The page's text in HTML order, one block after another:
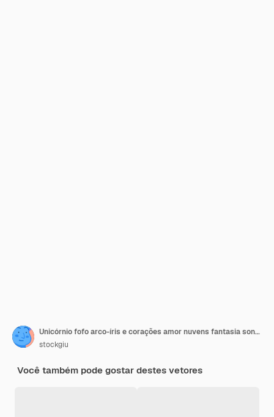
Unicórnio fofo arco-íris e corações amor nuvens fantasia sonho mágico cartoon ilustração
stockgiu
Você também pode gostar destes vetores